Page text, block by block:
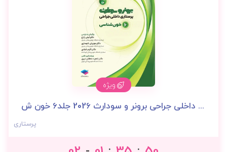
ویژه
پرستاری داخلی جراحی برونر و سودارث 2026 جلد6 خون ش...
پرستاری